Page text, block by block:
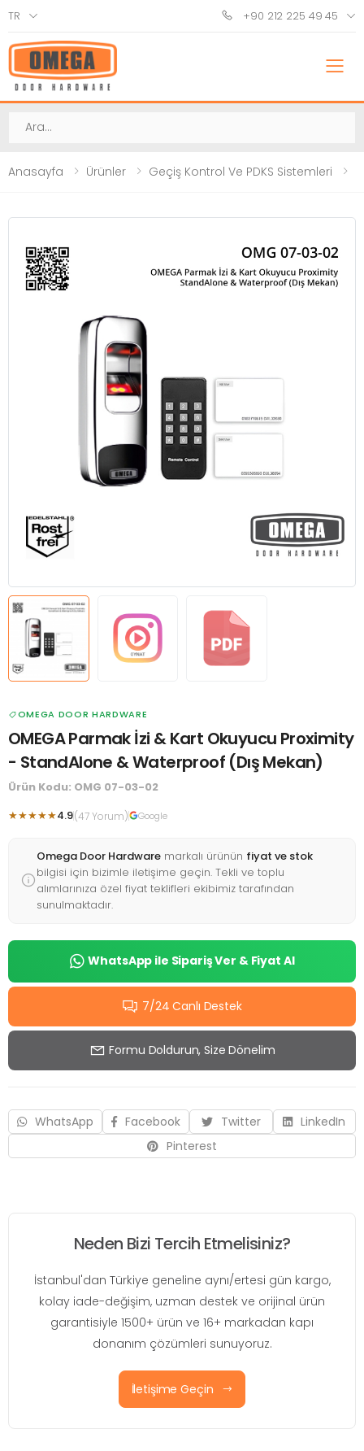
TR +90 212 225 49 45
Ara
Anasayfa Ürünler Geçiş Kontrol Ve PDKS Sistemleri
OMEGA DOOR HARDWARE
OMEGA Parmak İzi & Kart Okuyucu Proximity
- StandAlone & Waterproof (Dış Mekan)
Ürün Kodu: OMG 07-03-02
★★★★★4.9(47 Yorum) Google
Omega Door Hardware markalı ürünün fiyat ve stok
bilgisi için bizimle iletişime geçin. Tekli ve toplu
alımlarınıza özel fiyat teklifleri ekibimiz tarafından
sunulmaktadır.
WhatsApp ile Sipariş Ver & Fiyat Al
7/24 Canlı Destek
Formu Doldurun, Size Dönelim
WhatsApp Facebook Twitter
LinkedIn
Pinterest
Neden Bizi Tercih Etmelisiniz?
İstanbul'dan Türkiye geneline aynı/ertesi gün kargo,
kolay iade-değişim, uzman destek ve orijinal ürün
garantisiyle 1500+ ürün ve 16+ markadan kapı
donanım çözümleri sunuyoruz.
İletişime Geçin